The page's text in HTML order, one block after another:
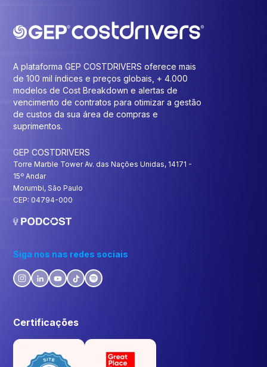
A plataforma GEP COSTDRIVERS oferece mais
de 100 mil índices e preços globais, + 4.000
modelos de Cost Breakdown e alertas de
vencimento de contratos para otimizar a gestão
de custos da sua área de compras e
suprimentos.
GEP COSTDRIVERS
Torre Marble Tower Av. das Nações Unidas, 14171 -
15º Andar
Morumbi, São Paulo
CEP: 04794-000
Siga nos nas redes sociais
Certificações